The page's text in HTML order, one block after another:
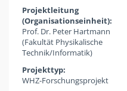
Projektleitung
(Organisationseinheit):
Prof. Dr. Peter Hartmann
(Fakultät Physikalische
Technik/Informatik)
Projekttyp:
WHZ-Forschungsprojekt